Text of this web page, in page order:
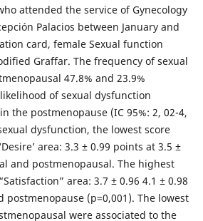
attended the service of Gynecology
Palacios between January and
card, female Sexual function
Graffar. The frequency of sexual
47.8% and 23.9%
of sexual dysfunction
the postmenopause (IC 95%: 2, 02-4,
dysfunction, the lowest score
area: 3.3 ± 0.99 points at 3.5 ±
and postmenopausal. The highest
area: 3.7 ± 0.96 4.1 ± 0.98
postmenopause (p=0,001). The lowest
were associated to the